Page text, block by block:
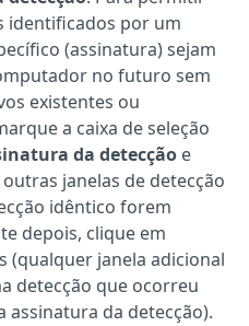
identificados por um
(assinatura) sejam
no futuro sem
existentes ou
a caixa de seleção
da detecção e
outras janelas de detecção
idêntico forem
depois, clique em
(qualquer janela adicional
detecção que ocorreu
assinatura da detecção).